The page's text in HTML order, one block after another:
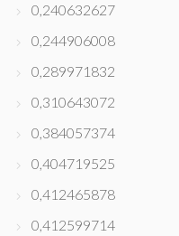
0,240632627
0,244906008
0,289971832
0,310643072
0,384057374
0,404719525
0,412465878
0,412599714